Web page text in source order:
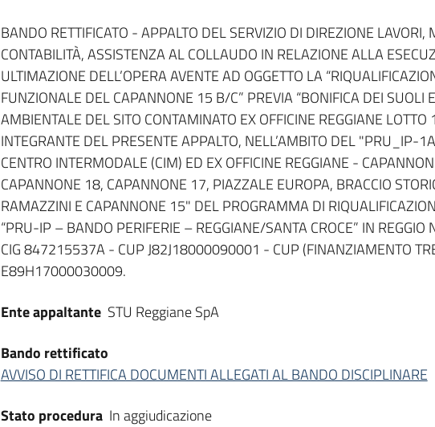
Dati del bando
BANDO RETTIFICATO - APPALTO DEL SERVIZIO DI DIREZIONE LAVORI,
CONTABILITÀ, ASSISTENZA AL COLLAUDO IN RELAZIONE ALLA
ULTIMAZIONE DELL’OPERA AVENTE AD OGGETTO LA
FUNZIONALE DEL CAPANNONE 15 B/C” PREVIA “BONIFICA DEI SUOLI
AMBIENTALE DEL SITO CONTAMINATO EX OFFICINE REGGIANE LOTTO
INTEGRANTE DEL PRESENTE APPALTO, NELL’AMBITO DEL "PRU_IP-
CENTRO INTERMODALE (CIM) ED EX OFFICINE REGGIANE -
CAPANNONE 18, CAPANNONE 17, PIAZZALE EUROPA, BRACCIO
RAMAZZINI E CAPANNONE 15" DEL PROGRAMMA DI
“PRU-IP – BANDO PERIFERIE – REGGIANE/SANTA CROCE” IN REGGIO
CIG 847215537A - CUP J82J18000090001 - CUP (FINANZIAMENTO
E89H17000030009.
Ente appaltante STU Reggiane SpA
Bando rettificato
AVVISO DI RETTIFICA DOCUMENTI ALLEGATI AL BANDO DISCIPLINARE
Stato procedura In aggiudicazione